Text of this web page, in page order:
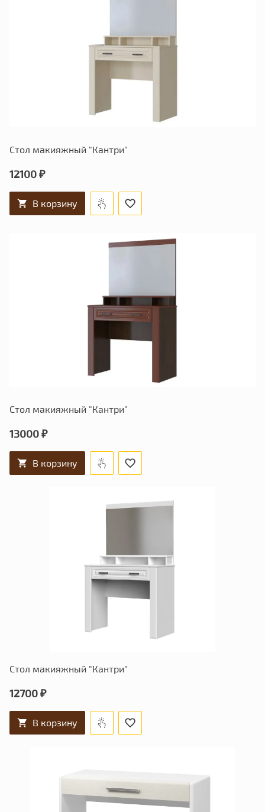
Стол макияжный "Кантри"
12100 ₽
В корзину
Стол макияжный "Кантри"
13000 ₽
В корзину
Стол макияжный "Кантри"
12700 ₽
В корзину